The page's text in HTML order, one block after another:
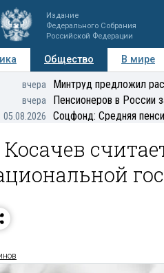
Издание
Федерального Собрания
Российской Федерации
Общество В мире
Мнения Регионы
вчера Минтруд предложил
вчера Пенсионеров в России
05.08.2026 Соцфонд: Средняя
Косачев